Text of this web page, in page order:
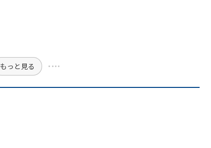
もっと見る